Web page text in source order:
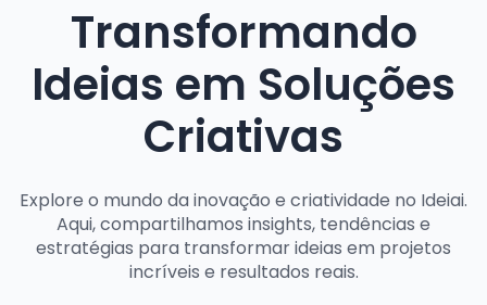
Transformando
Ideias em Soluções
Criativas
Explore o mundo da inovação e criatividade no Ideiai.
Aqui, compartilhamos insights, tendências e
estratégias para transformar ideias em projetos
incríveis e resultados reais.